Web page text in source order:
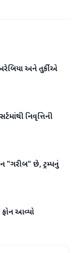
અરેબિયા અને તુર્કીએ
નિવૃત્તિની
"ગરીબ" છે, ટ્રમ્પનું
ફોન આવ્યો